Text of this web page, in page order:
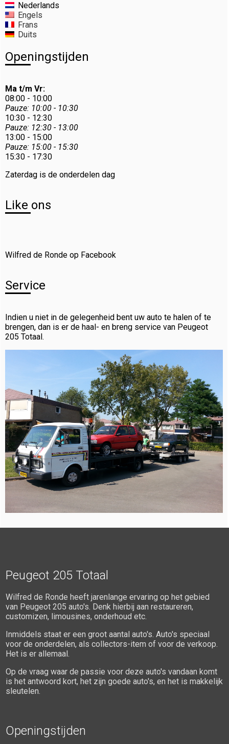
Nederlands
Engels
Frans
Duits
Openingstijden
Ma t/m Vr:
08:00 - 10:00
Pauze: 10:00 - 10:30
10:30 - 12:30
Pauze: 12:30 - 13:00
13:00 - 15:00
Pauze: 15:00 - 15:30
15:30 - 17:30
Zaterdag is de onderdelen dag
Like ons
Wilfred de Ronde op Facebook
Service
Indien u niet in de gelegenheid bent uw auto te halen of te
brengen, dan is er de haal- en breng service van Peugeot
205 Totaal.
Peugeot 205 Totaal
Wilfred de Ronde heeft jarenlange ervaring op het gebied
van Peugeot 205 auto's. Denk hierbij aan restaureren,
customizen, limousines, onderhoud etc.
Inmiddels staat er een groot aantal auto's. Auto's speciaal
voor de onderdelen, als collectors-item of voor de verkoop.
Het is er allemaal.
Op de vraag waar de passie voor deze auto's vandaan komt
is het antwoord kort, het zijn goede auto's, en het is makkelijk
sleutelen.
Openingstijden